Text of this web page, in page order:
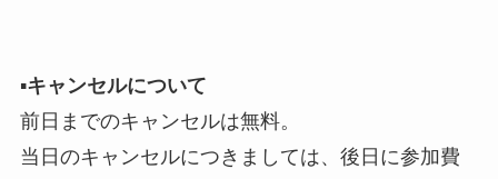
▪︎キャンセルについて
前日までのキャンセルは無料。
当日のキャンセルにつきましては、後日に参加費